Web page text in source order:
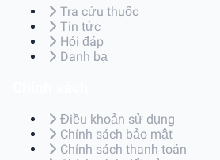
Tra cứu thuốc
Tin tức
Hỏi đáp
Danh bạ
Điều khoản sử dụng
Chính sách bảo mật
Chính sách thanh toán